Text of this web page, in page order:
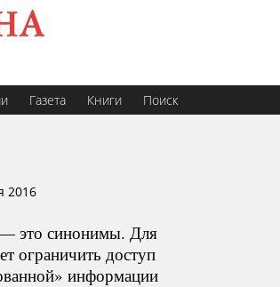
Газета Книги Поиск
2016
— это синонимы. Для
ограничить доступ
информации